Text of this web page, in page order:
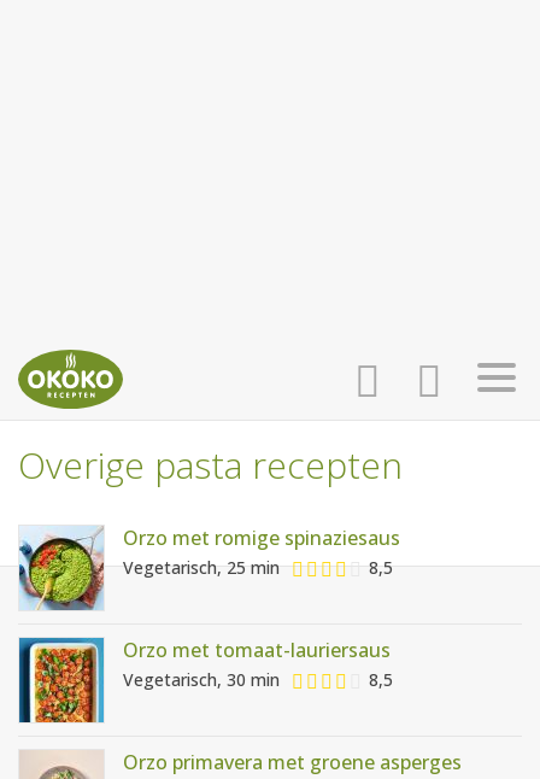
INLOGGEN
AANMELDEN
HOME
RECEPTEN
WEEKMENU'S
Overige pasta recepten
Orzo met romige spinaziesaus
Vegetarisch, 25 min 8,5
Orzo met tomaat-lauriersaus
Vegetarisch, 30 min 8,5
Orzo primavera met groene asperges